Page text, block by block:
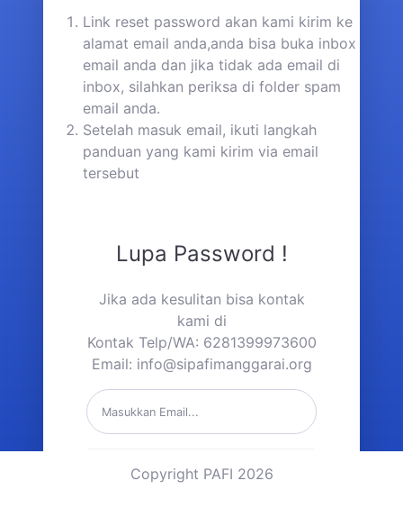
Link reset password akan kami kirim ke
alamat email anda,anda bisa buka inbox
email anda dan jika tidak ada email di
inbox, silahkan periksa di folder spam
email anda.
Setelah masuk email, ikuti langkah
panduan yang kami kirim via email
tersebut
Lupa Password !
Jika ada kesulitan bisa kontak
kami di
Kontak Telp/WA: 6281399973600
Email: info@sipafimanggarai.org
Kirim Link Reset Password
Copyright PAFI 2026